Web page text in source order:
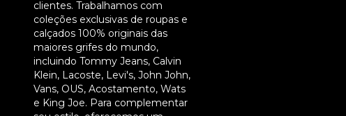
clientes. Trabalhamos com
coleções exclusivas de roupas e
calçados 100% originais das
maiores grifes do mundo,
incluindo Tommy Jeans, Calvin
Klein, Lacoste, Levi's, John John,
Vans, OUS, Acostamento, Wats
e King Joe. Para complementar